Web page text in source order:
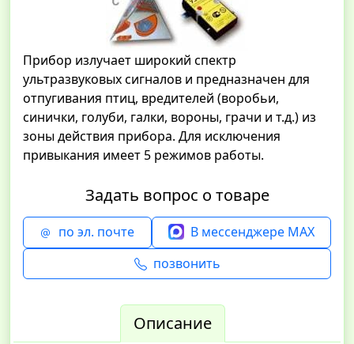
Прибор излучает широкий спектр
ультразвуковых сигналов и предназначен для
отпугивания птиц, вредителей (воробьи,
синички, голуби, галки, вороны, грачи и т.д.) из
зоны действия прибора. Для исключения
привыкания имеет 5 режимов работы.
Задать вопрос о товаре
по эл. почте
В мессенджере MAX
позвонить
Описание